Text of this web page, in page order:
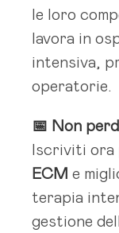
le loro
lavora in
intensiva,
operatorie.
📅 Non
Iscriviti ora
ECM e
terapia
gestione